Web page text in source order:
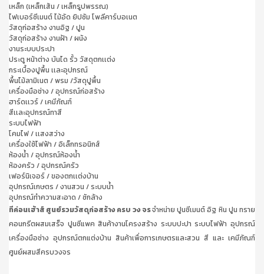
เหล็ก (เหล็กเส้น / เหล็กรูปพรรณ)
ไฟเบอร์ซีเมนต์ ไม้อัด ยิปซัม โพลีคาร์บอเนต
วัสดุก่อสร้าง งานอิฐ / ปูน
วัสดุก่อสร้าง งานฝ้า / ผนัง
งานระบบประปา
ประตู หน้าต่าง บันได รั้ว วัสดุตกเเต่ง
กระเบื้องปูพื้น เเละอุปกรณ์
พื้นไม้ลามิเนต / พรม /วัสดุปูพื้น
เครื่องมือช่าง / อุปกรณ์ก่อสร้าง
ฮาร์ดเเวร์ / เคมีภัณฑ์
สีเเละอุปกรณ์ทาสี
ระบบไฟฟ้า
โคมไฟ / เเสงสว่าง
เครื่องใช้ไฟฟ้า / อิเล็กทรอนิกส์
ห้องน้ำ / อุปกรณ์ห้องน้ำ
ห้องครัว / อุปกรณ์ครัว
เฟอร์นิเจอร์ / ของตกเเต่งบ้าน
อุปกรณ์เกษตร / งานสวน / ระบบน้ำ
อุปกรณ์ทำความสะอาด / ซักล้าง
ทีค่อนเฮ้าส์ ศูนย์รวมวัสดุก่อสร้าง ครบ วง จรจำหน่าย ปูนซีเมนต์ อิฐ หิน ปูน ทราย
คอนกรีตผสมเสร็จ ปูนซีแพค สินค้างานโครงสร้าง ระบบปะปา ระบบไฟฟ้า อุปกรณ์
เครื่องมือช่าง อุปกรณ์ตกแต่งบ้าน สินค้าเพื่อการเกษตรและสวน สี และ เคมีภัณฑ์
ศูนย์ผสมสีครบวงจร